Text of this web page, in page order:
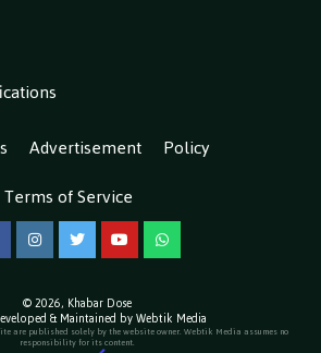
Advertisement
Policy
Terms of Service
InstagramTwitterYouTubeWhatsApp
© 2026, Khabar Dose
& Maintained by Webtik Media
are published solely by the website owner. Webtik Media assumes no
responsibility for its content.